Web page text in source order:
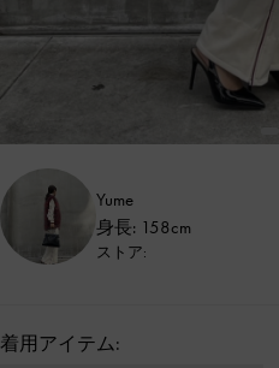
Yume
身長: 158cm
ストア:
着用アイテム: